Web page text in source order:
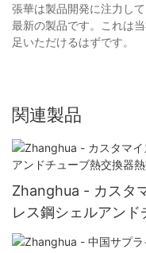
張華は製品開発に注力し
最新の製品です。これは
足いただけるはずです。
関連製品
Zhanghua - カスタ
レス鋼シェルアン